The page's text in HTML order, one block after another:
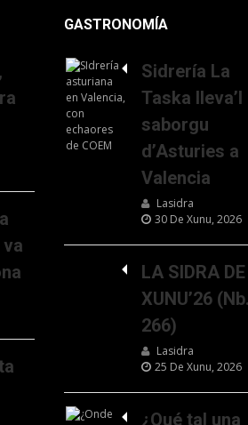
GASTRONOMÍA
Sidrería La
Taska lleva’l
saborgu
d’Asturies a
Valencia
Lasidra
30 De Xunu, 2026
LA SIDRA DE
XUNU’26 (Nb.
266)
Lasidra
25 De Xunu, 2026
¿Qué tal una